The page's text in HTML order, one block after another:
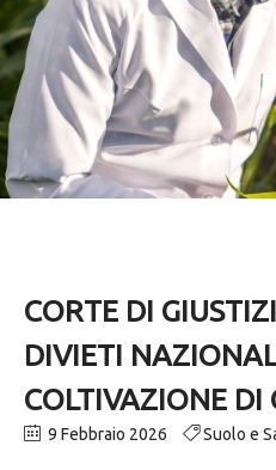
CORTE DI
DIVIETI
COLTIVAZIONE DI
9 Febbraio 2026 Suolo e